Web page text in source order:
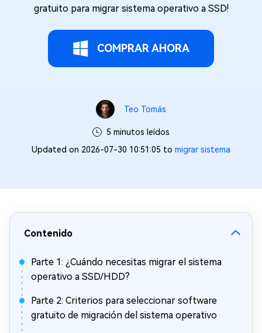
gratuito para migrar sistema operativo a SSD!
COMPRAR AHORA
Teo Tomás
5 minutos leídos
Updated on 2026-07-30 10:51:05 to migrar sistema
Contenido
Parte 1: ¿Cuándo necesitas migrar el sistema
operativo a SSD/HDD?
Parte 2: Criterios para seleccionar software
gratuito de migración del sistema operativo